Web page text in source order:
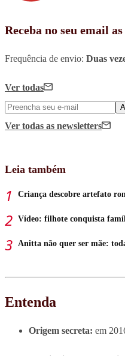
Receba no seu email
Frequência de envio: Duas
Ver todas
Ver todas as newsletters
Leia também
Criança descobre artefato
Vídeo: filhote conquista
Anitta não quer ser mãe:
Entenda
Origem secreta: em